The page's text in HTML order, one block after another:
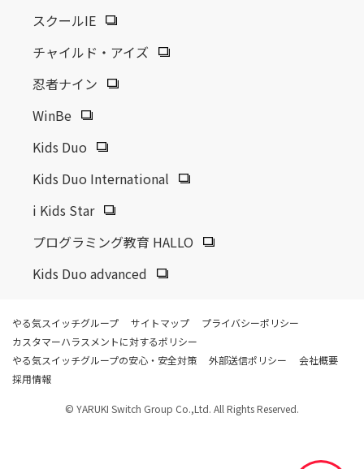
スクールIE
チャイルド・アイズ
忍者ナイン
WinBe
Kids Duo
Kids Duo International
i Kids Star
プログラミング教育 HALLO
Kids Duo advanced
やる気スイッチグループ サイトマップ
プライバシーポリシー
カスタマーハラスメントに対するポリシー
やる気スイッチグループの安心・安全対策
外部送信ポリシー
会社概要
採用情報
© YARUKI Switch Group Co.,Ltd. All Rights Reserved.